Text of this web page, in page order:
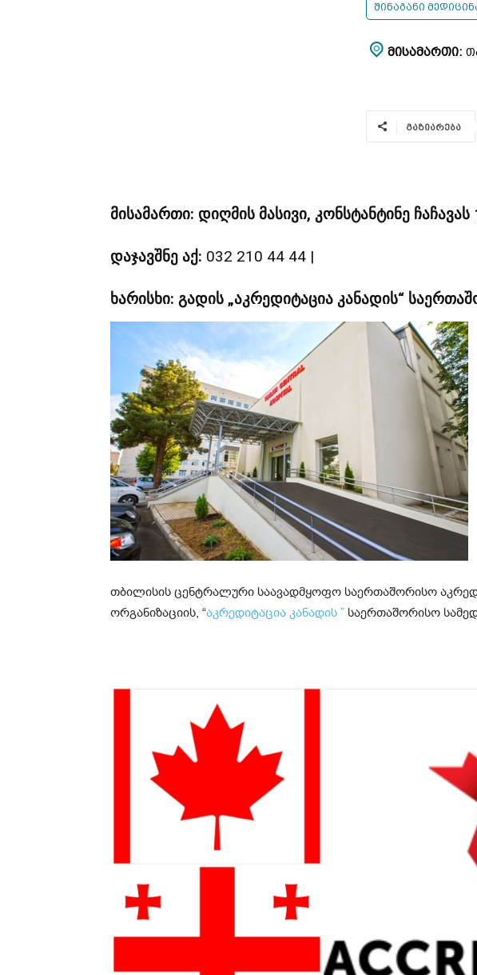
შინაგანი
ᲛᲘᲡᲐᲛᲐᲠᲗᲘ:
გაზიარება
მისამართი: დიღმის მასივი, კონსტანტინე
დაჯავშნე აქ: 032 210 44 44 |
ხარისხი: გადის „აკრედიტაცია კანადის“
თბილისის ცენტრალური საავადმყოფო საერთაშორისო
ორგანიზაციის, “აკრედიტაცია კანადის ” საერთაშორისო